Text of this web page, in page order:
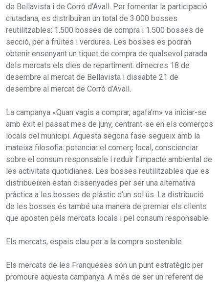
de Bellavista i de Corró d’Avall. Per fomentar la participació
ciutadana, es distribuiran un total de 3.000 bosses
reutilitzables: 1.500 bosses de compra i 1.500 bosses de
secció, per a fruites i verdures. Les bosses es podran
obtenir ensenyant un tiquet de compra de qualsevol parada
dels mercats els dies de repartiment: dimecres 18 de
desembre al mercat de Bellavista i dissabte 21 de
desembre al mercat de Corró d’Avall.
La campanya «Quan vagis a comprar, agafa'm» va iniciar-se
amb èxit el passat mes de juny, centrant-se en els comerços
locals del municipi. Aquesta segona fase segueix amb la
mateixa filosofia: potenciar el comerç local, conscienciar
sobre el consum responsable i reduir l’impacte ambiental de
les activitats quotidianes. Les bosses reutilitzables que es
distribueixen estan dissenyades per ser una alternativa
pràctica a les bosses de plàstic d’un sol ús. La distribució
de les bosses és també una manera de premiar els clients
que aposten pels mercats locals i pel consum responsable.
Els mercats, espais clau per a la compra sostenible
Els mercats de les Franqueses són un punt estratègic per
promoure aquesta campanya. A més de ser un referent de